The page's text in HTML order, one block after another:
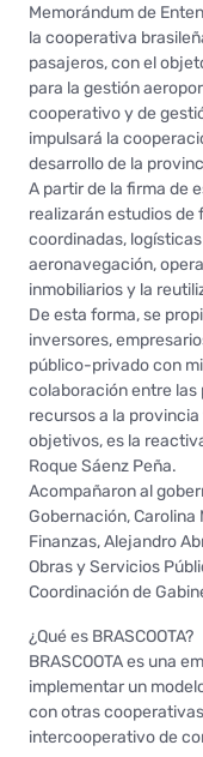
Memorándum de
la cooperativa
pasajeros, con el
para la gestión
cooperativo y de
impulsará la
desarrollo de la
A partir de la firma de
realizarán estudios
coordinadas,
aeronavegación,
inmobiliarios y la
De esta forma, se
inversores,
público-privado con
colaboración entre las
recursos a la
objetivos, es la
Roque Sáenz Peña.
Acompañaron al
Gobernación,
Finanzas, Alejandro
Obras y Servicios
Coordinación de
¿Qué es BRASCOOTA?
BRASCOOTA es una
implementar un
con otras
intercooperativo de